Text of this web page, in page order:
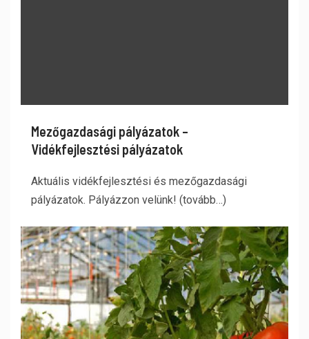
Mezőgazdasági pályázatok –
Vidékfejlesztési pályázatok
Aktuális vidékfejlesztési és mezőgazdasági
pályázatok. Pályázzon velünk! (tovább…)